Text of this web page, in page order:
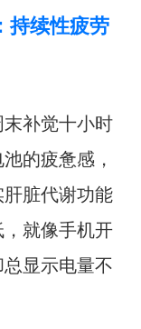
持续性疲劳
补觉十小时
的疲惫感，
脏代谢功能
就像手机开
显示电量不